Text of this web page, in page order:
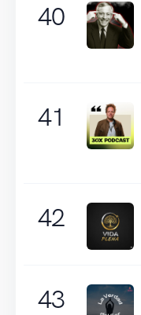
40
41
42
43